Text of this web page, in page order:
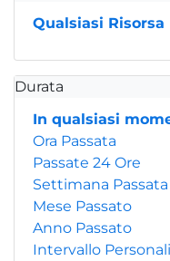
Qualsiasi Risorsa
Durata
In qualsiasi
Ora Passata
Passate 24 Ore
Settimana Passata
Mese Passato
Anno Passato
Intervallo